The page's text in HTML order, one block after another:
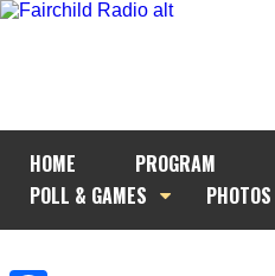
HOME PROGRAM
POLL & GAMES
PHOTOS